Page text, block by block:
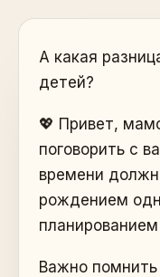
А какая
детей?
💖 Привет,
поговорить с
времени
рождением
Важно